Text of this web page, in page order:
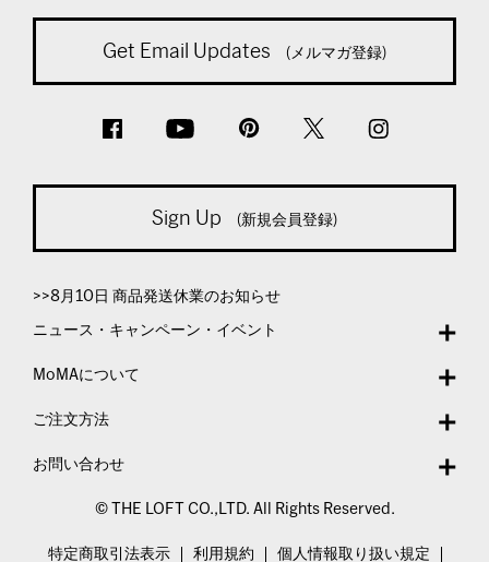
Get Email Updates (メルマガ登録)
Sign Up (新規会員登録)
>>8月10日 商品発送休業のお知らせ
ニュース・キャンペーン・イベント
MoMAについて
ご注文方法
お問い合わせ
© THE LOFT CO.,LTD. All Rights Reserved.
特定商取引法表示 利用規約 個人情報取り扱い規定